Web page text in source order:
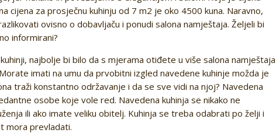
cijena za prosječnu kuhinju od 7 m2 je oko 4500 kuna. Naravno,
ovisno o dobavljaču i ponudi salona namještaja. Željeli bi
informirani?
najbolje bi bilo da s mjerama otiđete u više salona namještaja
imati na umu da prvobitni izgled navedene kuhinje možda je
traži konstantno održavanje i da se sve vidi na njoj? Navedena
osobe koje vole red. Navedena kuhinja se nikako ne
ili ako imate veliku obitelj. Kuhinja se treba odabrati po želji i
mora prevladati.